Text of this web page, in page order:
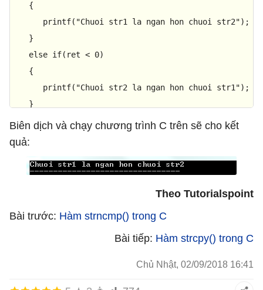
   {
printf( "Chuoi str1 la ngan hon chuoi str2");
   }
else if(ret < 0)
   {
printf( "Chuoi str2 la ngan hon chuoi str1");
   }
else
   {
   }
}
Biên dịch và chạy chương trình C trên sẽ cho kết
quả:
Theo Tutorialspoint
Bài trước: Hàm strncmp() trong C
Bài tiếp: Hàm strcpy() trong C
Chủ Nhật, 02/09/2018 16:41